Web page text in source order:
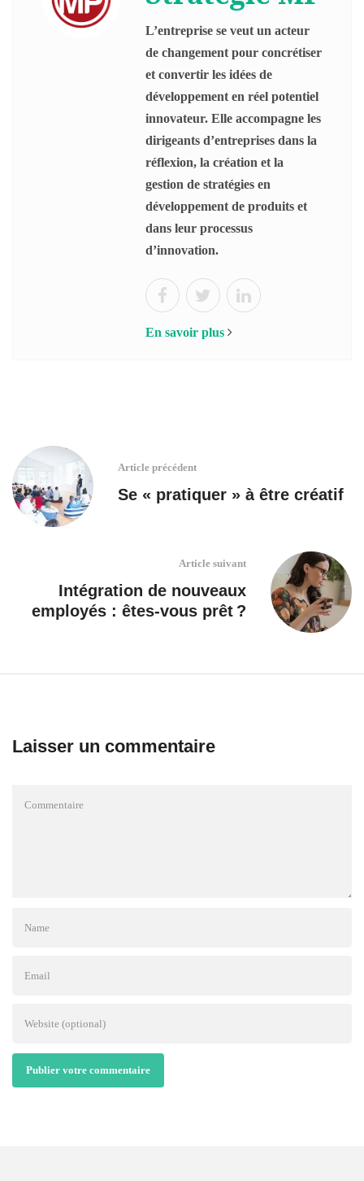
L’entreprise se veut un acteur
de changement pour concrétiser
et convertir les idées de
développement en réel potentiel
innovateur. Elle accompagne les
dirigeants d’entreprises dans la
réflexion, la création et la
gestion de stratégies en
développement de produits et
dans leur processus
d’innovation.
En savoir plus
Article précédent
Se « pratiquer » à être créatif
Article suivant
Intégration de nouveaux
employés : êtes-vous prêt ?
Laisser un commentaire
Publier votre commentaire